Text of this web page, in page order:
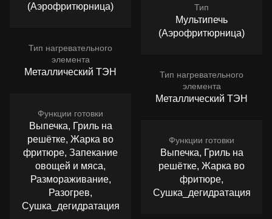
(Аэрофритюрница)
Тип нагревательного
элемента
Металлический ТЭН
Функции готовки
Выпечка, Гриль на
решётке, Жарка во
фритюре, Запекание
овощей и мяса,
Размораживание,
Разогрев,
Сушка_дегидратация
Тип
Мультипечь
(Аэрофритюрница)
Тип нагревательного
элемента
Металлический ТЭН
Функции готовки
Выпечка, Гриль на
решётке, Жарка во
фритюре,
Сушка_дегидратация